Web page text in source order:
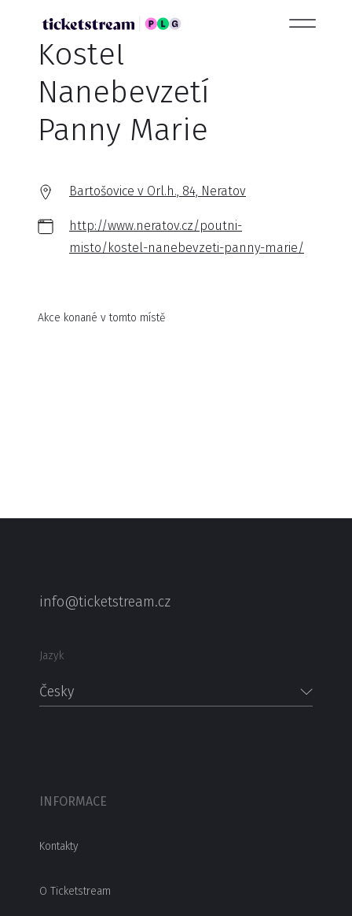
Kostel
Nanebevzetí
Panny Marie
Bartošovice v Orl.h., 84, Neratov
http://www.neratov.cz/poutni-
misto/kostel-nanebevzeti-panny-marie/
Akce konané v tomto místě
info@ticketstream.cz
Jazyk
Česky
INFORMACE
Kontakty
O Ticketstream